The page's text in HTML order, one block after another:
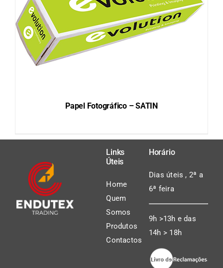
DETAILS
Papel Fotográfico – SATIN
Links
Úteis
Home
Quem
Somos
Produtos
Contactos
Horário
Dias úteis , 2ª a
6ª feira
9h >13h e das
14h > 18h